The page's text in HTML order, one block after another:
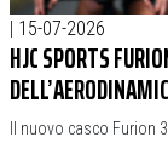
15-07-2026
HJC SPORTS
Il nuovo casco Furion